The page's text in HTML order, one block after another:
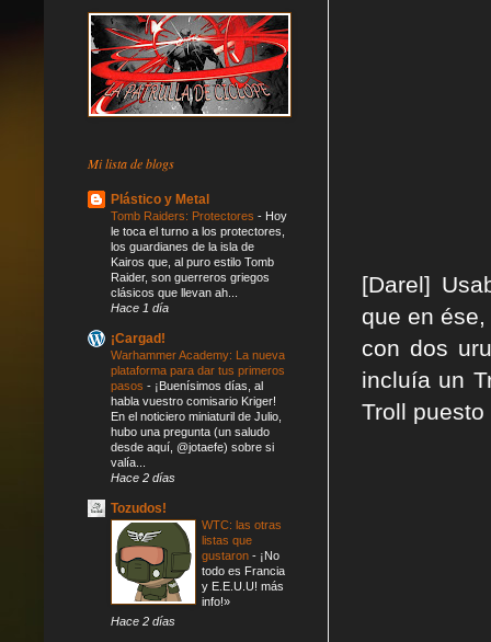
[Darel]
que en
con dos
incluía un
Troll
Mi lista de blogs
Plástico y Metal
Tomb Raiders: Protectores - Hoy
le toca el turno a los protectores,
los guardianes de la isla de
Kairos que, al puro estilo Tomb
Raider, son guerreros griegos
clásicos que llevan ah...
Hace 1 día
¡Cargad!
Warhammer Academy: La nueva
plataforma para dar tus primeros
pasos - ¡Buenísimos días, al
habla vuestro comisario Kriger!
En el noticiero miniaturil de Julio,
hubo una pregunta (un saludo
desde aquí, @jotaefe) sobre si
valía...
Hace 2 días
Tozudos!
WTC: las otras
listas que
gustaron - ¡No
todo es Francia
y E.E.U.U! más
info!»
Hace 2 días